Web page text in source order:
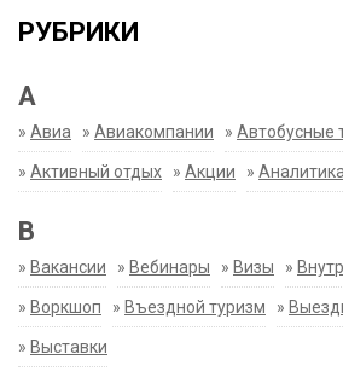
РУБРИКИ
А
» Авиа » Авиакомпании » Автобусные
» Активный отдых » Акции » Аналитика
В
» Вакансии » Вебинары » Визы »
» Воркшоп » Въездной туризм »
» Выставки